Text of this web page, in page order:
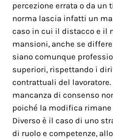
percezione errata o da un
norma lascia infatti un
caso in cui il distacco e il
mansioni, anche se
siano comunque
superiori, rispettando i
contrattuali del
mancanza di consenso
poiché la modifica
Diverso è il caso di uno
di ruolo e competenze,